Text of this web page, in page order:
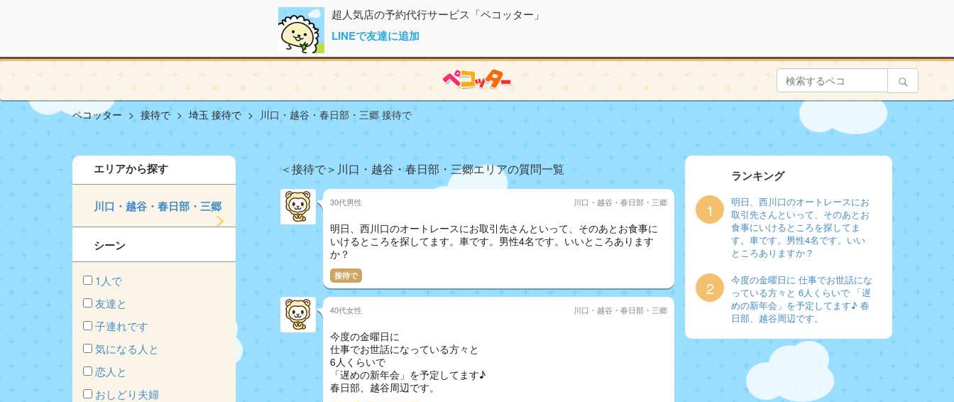
超人気店の予約代行サービス「ペコッター」
LINEで友達に追加
ペコッター 接待で 埼玉 接待で 川口・越谷・春日部・三郷 接待で
＜接待で＞川口・越谷・春日部・三郷エリアの質問一覧
30代男性 川口・越谷・春日部・三郷
明日、西川口のオートレースにお取引先さんといって、そのあとお食事に
いけるところを探してます。車です。男性4名です。いいところあります
か？
接待で
40代女性 川口・越谷・春日部・三郷
今度の金曜日に
仕事でお世話になっている方々と
6人くらいで
「遅めの新年会」を予定してます♪
春日部、越谷周辺です。
エリアから探す
川口・越谷・春日部・三郷
シーン
1人で
友達と
子連れです
気になる人と
恋人と
おしどり夫婦
ランキング
1
明日、西川口のオートレースにお
取引先さんといって、そのあとお
食事にいけるところを探してま
す。車です。男性4名です。いい
ところありますか？
2
今度の金曜日に 仕事でお世話にな
っている方々と 6人くらいで 「遅
めの新年会」を予定してます♪ 春
日部、越谷周辺です。